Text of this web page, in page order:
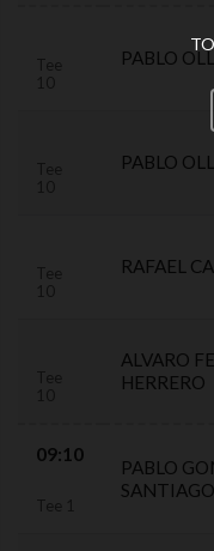
PABLO
PABLO
RAFAEL
ALVARO
HERRERO
09:10
PABLO
SANTIAGO